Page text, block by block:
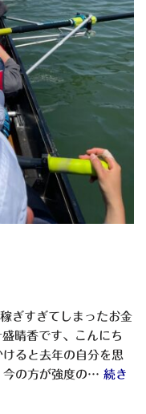
ぎすぎてしまったお金
晴香です、こんにち
ると去年の自分を思
今の方が強度の… 続き